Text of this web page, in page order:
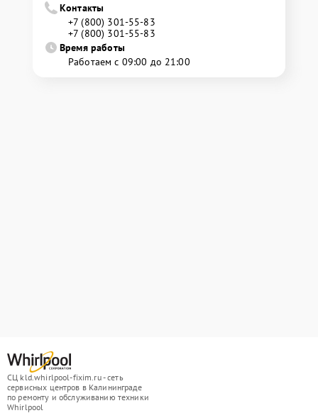
Контакты
+7 (800) 301-55-83
+7 (800) 301-55-83
Время работы
Работаем с 09:00 до 21:00
СЦ kld.whirlpool-fixim.ru - сеть
сервисных центров в Калининграде
по ремонту и обслуживанию техники
Whirlpool